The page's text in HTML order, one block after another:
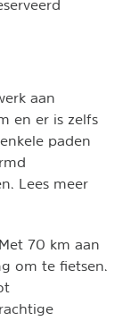
aan
en er is zelfs
paden
Lees meer
70 km aan
om te fietsen.